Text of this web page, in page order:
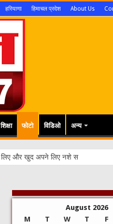
हरियाणा हिमाचल प्रदेश About Us
शिक्षा फोटो विडिओ अन्य
August 2026
M
T W T F